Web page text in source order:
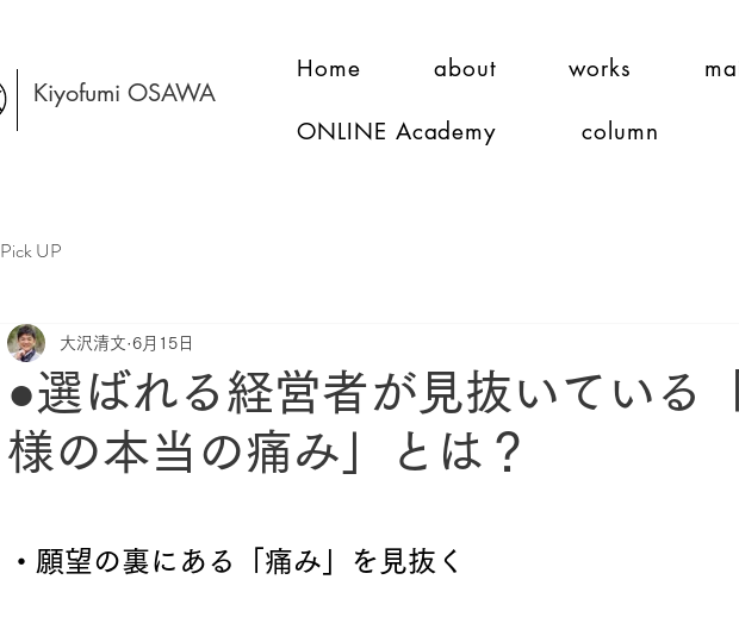
Kiyofumi OSAWA
Home about works
ONLINE Academy column
Pick UP
●選ばれる経営者が見抜いている
様の本当の痛み」とは？
大沢清文 6月15日
・願望の裏にある「痛み」を見抜く